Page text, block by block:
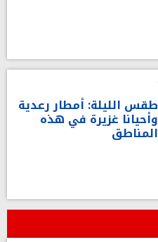
طقس الليلة: أمطار رعدية
وأحيانا غزيرة في هذه
المناطق